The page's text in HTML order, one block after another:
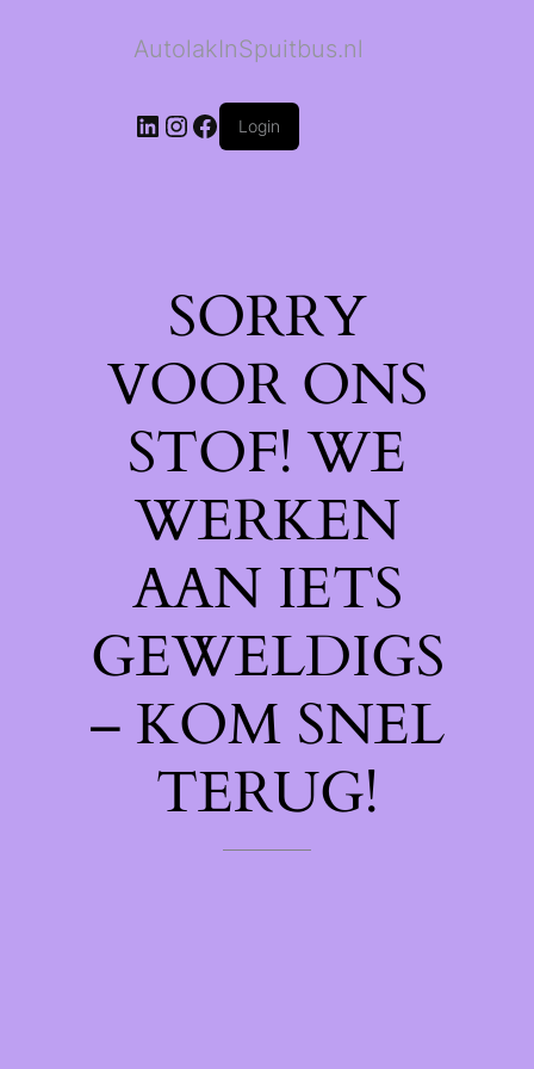
AutolakInSpuitbus.nl
LinkedIn
Instagram
Facebook
Login
SORRY
VOOR ONS
STOF! WE
WERKEN
AAN IETS
GEWELDIGS
– KOM SNEL
TERUG!